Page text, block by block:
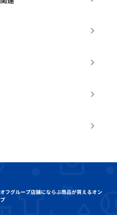
フグループ店舗にならぶ商品が買えるオン